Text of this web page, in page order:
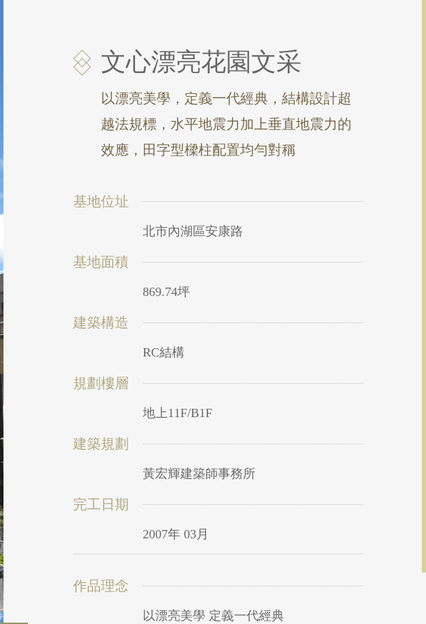
文心漂亮花園文采
以漂亮美學，定義一代經典，結構設計超
越法規標，水平地震力加上垂直地震力的
效應，田字型樑柱配置均勻對稱
基地位址
北市內湖區安康路
基地面積
869.74坪
建築構造
RC結構
規劃樓層
地上11F/B1F
建築規劃
黃宏輝建築師事務所
完工日期
2007年 03月
作品理念
以漂亮美學 定義一代經典